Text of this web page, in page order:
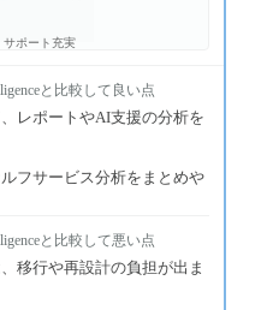
サポート充実
と比較して良い点
レポートやAI支援の分析を
フサービス分析をまとめや
と比較して悪い点
移行や再設計の負担が出ま